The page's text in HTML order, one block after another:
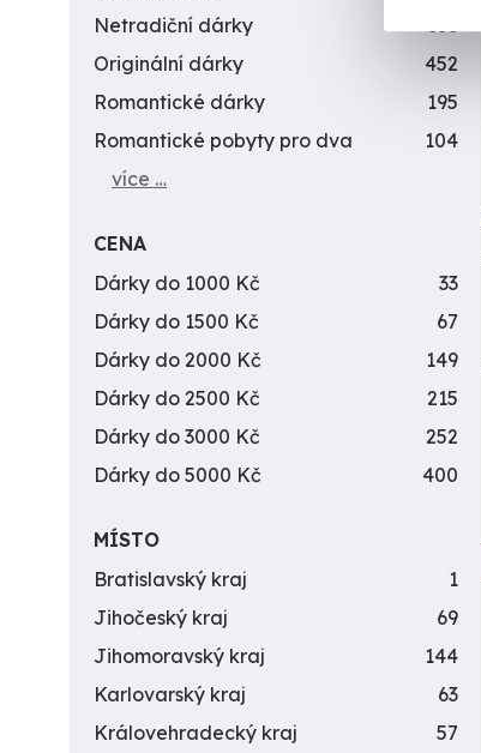
Netradiční dárky
353
Originální dárky
452
Romantické dárky
195
Romantické pobyty pro dva
104
více …
CENA
Dárky do 1000 Kč
33
Dárky do 1500 Kč
67
Dárky do 2000 Kč
149
Dárky do 2500 Kč
215
Dárky do 3000 Kč
252
Dárky do 5000 Kč
400
MÍSTO
Bratislavský kraj
1
Jihočeský kraj
69
Jihomoravský kraj
144
Karlovarský kraj
63
Královehradecký kraj
57